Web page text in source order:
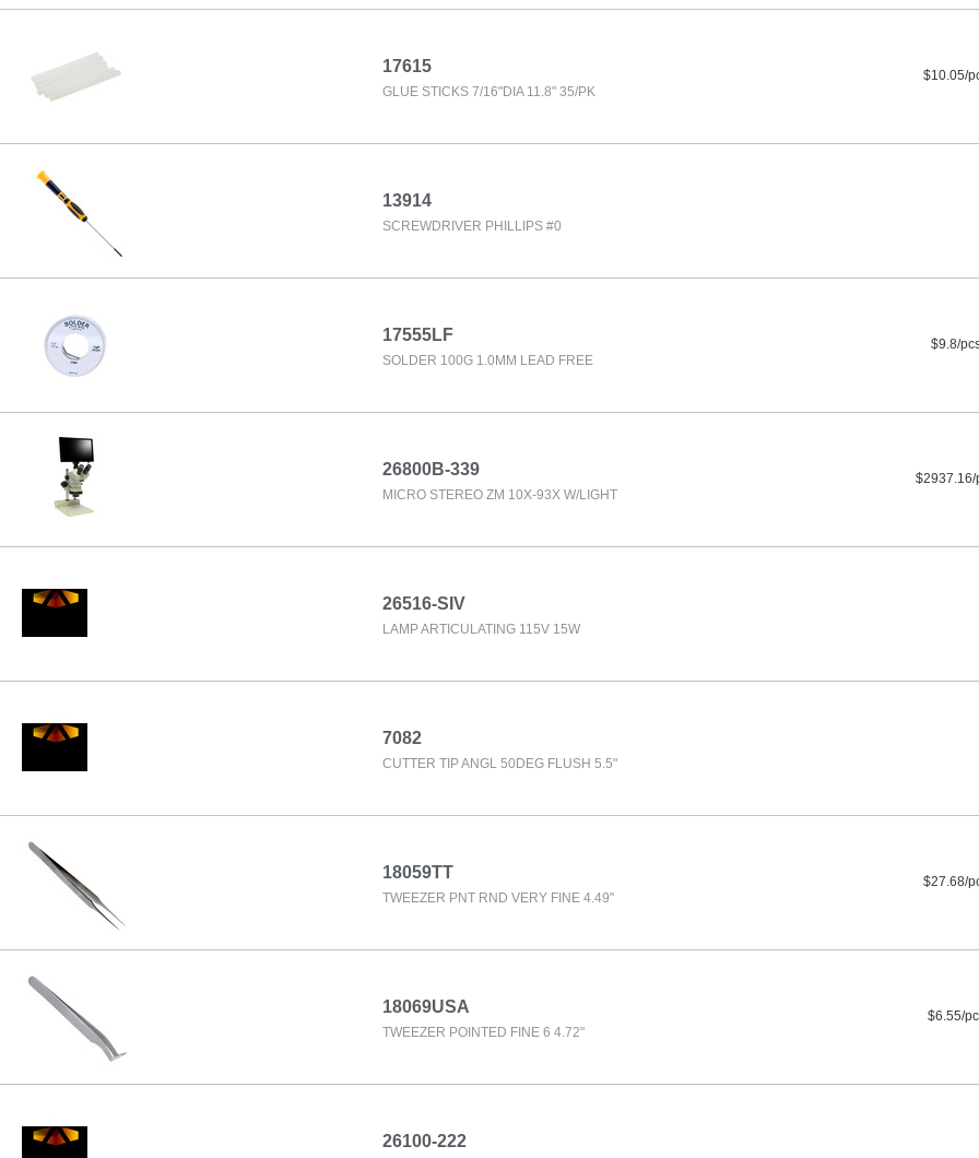
17615
GLUE STICKS 7/16"DIA 11.8" 35/PK
$10.05/
13914
SCREWDRIVER PHILLIPS #0
17555LF
SOLDER 100G 1.0MM LEAD FREE
$9.8/
26800B-339
MICRO STEREO ZM 10X-93X W/LIGHT
$2937.16/
26516-SIV
LAMP ARTICULATING 115V 15W
7082
CUTTER TIP ANGL 50DEG FLUSH 5.5"
18059TT
TWEEZER PNT RND VERY FINE 4.49"
$27.68/
18069USA
TWEEZER POINTED FINE 6 4.72"
$6.55/
26100-222